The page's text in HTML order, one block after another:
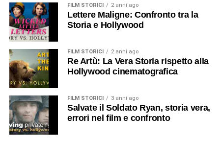
FILM STORICI 2 anni ago
Lettere Maligne: Confronto tra la
Storia e Hollywood
FILM STORICI 2 anni ago
Re Artù: La Vera Storia rispetto alla
Hollywood cinematografica
FILM STORICI 3 anni ago
Salvate il Soldato Ryan, storia vera,
errori nel film e confronto